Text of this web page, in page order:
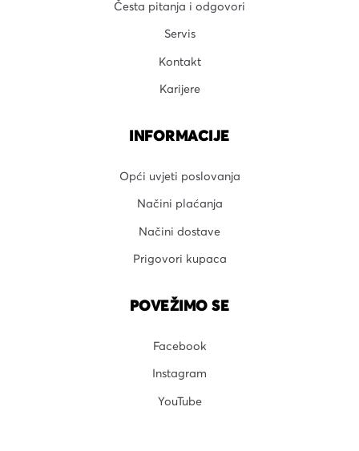
Česta pitanja i odgovori
Servis
Kontakt
Karijere
INFORMACIJE
Opći uvjeti poslovanja
Načini plaćanja
Načini dostave
Prigovori kupaca
POVEŽIMO SE
Facebook
Instagram
YouTube